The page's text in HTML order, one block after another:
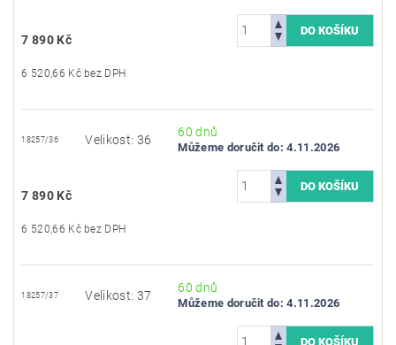
7 890 Kč
6 520,66 Kč bez DPH
18257/36 Velikost: 36
60 dnů
Můžeme doručit do: 4.11.2026
7 890 Kč
6 520,66 Kč bez DPH
18257/37 Velikost: 37
60 dnů
Můžeme doručit do: 4.11.2026